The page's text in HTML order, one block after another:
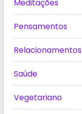
Meditações
Pensamentos
Relacionamentos
Saúde
Vegetariano